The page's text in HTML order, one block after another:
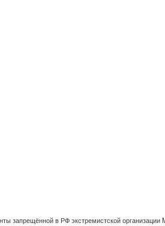
запрещённой в РФ экстремистской